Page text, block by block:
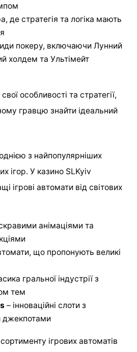
де стратегія та логіка мають
покеру, включаючи Лунний
холдем та Ультімейт
особливості та стратегії,
гравцю знайти ідеальний
з найпопулярніших
ігор. У казино SLKyiv
ігрові автомати від світових
анімаціями та
що пропонують великі
гральної індустрії з
тем
– інноваційні слоти з
джекпотами
ігрових автоматів